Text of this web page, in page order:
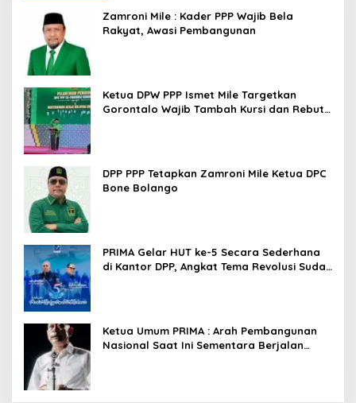
Zamroni Mile : Kader PPP Wajib Bela
Rakyat, Awasi Pembangunan
Ketua DPW PPP Ismet Mile Targetkan
Gorontalo Wajib Tambah Kursi dan Rebut
DPP PPP Tetapkan Zamroni Mile Ketua DPC
Bone Bolango
PRIMA Gelar HUT ke-5 Secara Sederhana
di Kantor DPP, Angkat Tema Revolusi Sudah
Ketua Umum PRIMA : Arah Pembangunan
Nasional Saat Ini Sementara Berjalan